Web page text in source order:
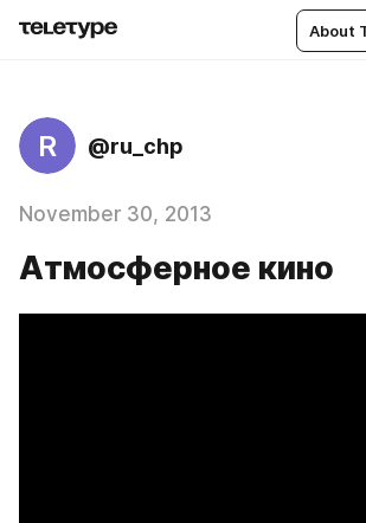
About
R @ru_chp
November 30, 2013
Атмосферное кино